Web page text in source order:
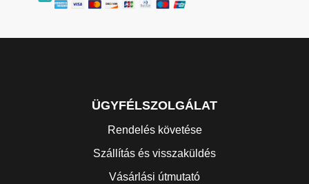
ÜGYFÉLSZOLGÁLAT
Rendelés követése
Szállítás és visszaküldés
Vásárlási útmutató